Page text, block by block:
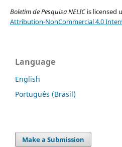
Boletim de Pesquisa NELIC is licensed
Attribution-NonCommercial 4.0
Language
English
Português (Brasil)
Make a Submission